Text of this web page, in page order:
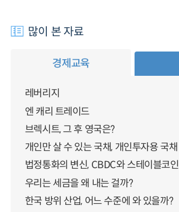
많이 본 자료
경제교육
레버리지
엔 캐리 트레이드
브렉시트, 그 후 영국은?
개인만 살 수 있는 국채, 개인투자용 국채
법정통화의 변신, CBDC와 스테이블코인
우리는 세금을 왜 내는 걸까?
한국 방위 산업, 어느 수준에 와 있을까?